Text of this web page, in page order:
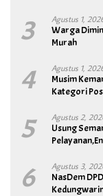
3 Agustus 1,
Warga
Murah
4 Agustus 1,
Musim
Kategori
5 Agustus 2,
Usung
6 Agustus 3,
NasDem